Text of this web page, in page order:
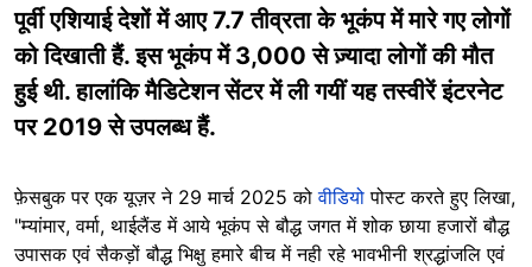
पूर्वी एशियाई देशों में आए 7.7 तीव्रता के भूकंप में मारे गए लोगों
को दिखाती हैं. इस भूकंप में 3,000 से ज़्यादा लोगों की मौत
हुई थी. हालांकि मैडिटेशन सेंटर में ली गयीं यह तस्वीरें इंटरनेट
पर 2019 से उपलब्ध हैं.
फ़ेसबुक पर एक यूज़र ने 29 मार्च 2025 कोवीडियोपोस्ट करते हुए लिखा,
"म्यांमार, वर्मा, थाईलैंड में आये भूकंप से बौद्ध जगत में शोक छाया हजारों बौद्ध
उपासक एवं सैकड़ों बौद्ध भिक्षु हमारे बीच में नही रहे भावभीनी श्रद्धांजलि एवं